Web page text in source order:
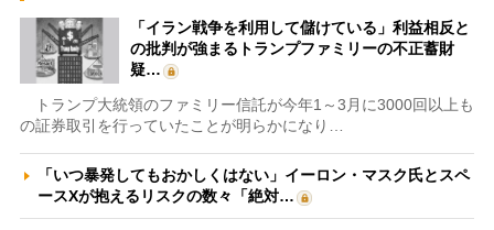
「イラン戦争を利用して儲けている」利益相反と
の批判が強まるトランプファミリーの不正蓄財
疑…
トランプ大統領のファミリー信託が今年1～3月に3000回以上も
の証券取引を行っていたことが明らかになり…
「いつ暴発してもおかしくはない」イーロン・マスク氏とスペ
ースXが抱えるリスクの数々「絶対…